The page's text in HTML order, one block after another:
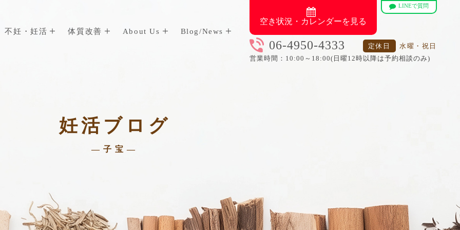
不妊・妊活 体質改善 About Us Blog/News
空き状況・カレンダーを見る
LINEで質問
06-4950-4333 定休日
水曜・祝日
営業時間：10:00～18:00(日曜12時以降は予約相談のみ)
妊活ブログ
—子宝—